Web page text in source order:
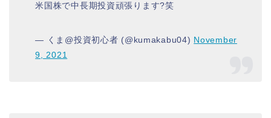
米国株で中長期投資頑張ります?笑
— くま@投資初心者 (@kumakabu04) November
9, 2021